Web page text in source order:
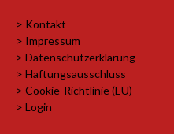
> Kontakt
> Impressum
> Datenschutzerklärung
> Haftungsausschluss
> Cookie-Richtlinie (EU)
> Login